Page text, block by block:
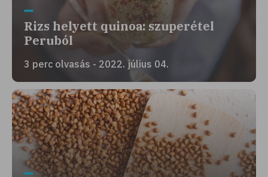
Rizs helyett quinoa: szuperétel
Peruból
3 perc olvasás - 2022. július 04.